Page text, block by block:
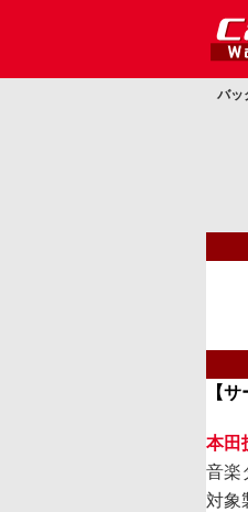
バッ
【サ
本田
音楽
対象